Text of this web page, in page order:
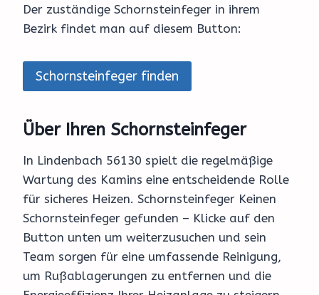
Der zuständige Schornsteinfeger in ihrem
Bezirk findet man auf diesem Button:
Schornsteinfeger finden
Über Ihren Schornsteinfeger
In Lindenbach 56130 spielt die regelmäßige
Wartung des Kamins eine entscheidende Rolle
für sicheres Heizen. Schornsteinfeger Keinen
Schornsteinfeger gefunden – Klicke auf den
Button unten um weiterzusuchen und sein
Team sorgen für eine umfassende Reinigung,
um Rußablagerungen zu entfernen und die